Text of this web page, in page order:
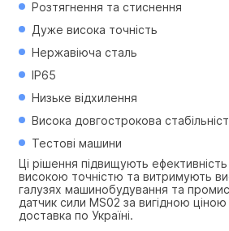
Розтягнення та стиснення
Дуже висока точність
Нержавіюча сталь
IP65
Низьке відхилення
Висока довгострокова
Тестові машини
Ці рішення підвищують
високою точністю та витримують
галузях машинобудування та
датчик сили MS02 за вигідною
доставка по Україні.